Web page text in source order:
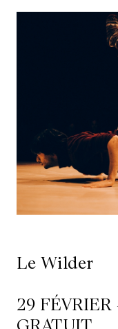
culturelle
Wilder
Location
salles
Contactez-
nous
Le Wilder
29 FÉVRIER